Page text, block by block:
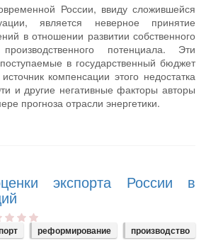
России, ввиду сложившейся
является неверное принятие
в отношении развитии собственного
потенциала. Эти
в государственный бюджет
компенсации этого недостатка
и другие негативные факторы авторы
прогноза отрасли энергетики.
экспорта России в
реформирование производство